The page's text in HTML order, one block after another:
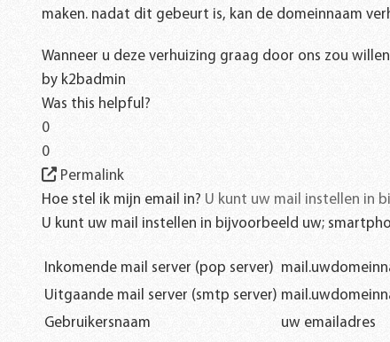
maken. nadat dit gebeurt is, kan de domeinnaam
Wanneer u deze verhuizing graag door ons zou
by k2badmin
Was this helpful?
0
0
Permalink
Hoe stel ik mijn email in? U kunt uw mail instellen in
U kunt uw mail instellen in bijvoorbeeld uw;
Inkomende mail server (pop server)
Uitgaande mail server (smtp server)
Gebruikersnaam
uw emailadres